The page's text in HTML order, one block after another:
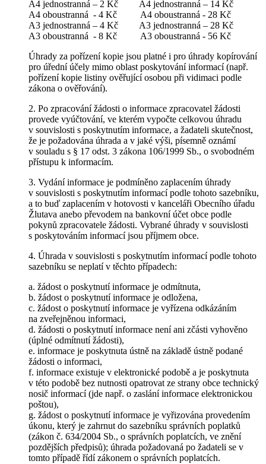
A4 jednostranná – 2 Kč A4 jednostranná – 14 Kč
A4 oboustranná - 4 Kč A4 oboustranná - 28 Kč
A3 jednostranná – 4 Kč A3 jednostranná – 28 Kč
A3 oboustranná - 8 Kč A3 oboustranná - 56 Kč
Úhrady za pořízení kopie jsou platné i pro úhrady kopírování
pro úřední účely mimo oblast poskytování informací (např.
pořízení kopie listiny ověřující osobou při vidimaci podle
zákona o ověřování).
2. Po zpracování žádosti o informace zpracovatel žádosti
provede vyúčtování, ve kterém vypočte celkovou úhradu
v souvislosti s poskytnutím informace, a žadateli skutečnost,
že je požadována úhrada a v jaké výši, písemně oznámí
v souladu s § 17 odst. 3 zákona 106/1999 Sb., o svobodném
přístupu k informacím.
3. Vydání informace je podmíněno zaplacením úhrady
v souvislosti s poskytnutím informací podle tohoto sazebníku,
a to buď zaplacením v hotovosti v kanceláři Obecního úřadu
Žlutava anebo převodem na bankovní účet obce podle
pokynů zpracovatele žádosti. Vybrané úhrady v souvislosti
s poskytováním informací jsou příjmem obce.
4. Úhrada v souvislosti s poskytnutím informací podle tohoto
sazebníku se neplatí v těchto případech:
a. žádost o poskytnutí informace je odmítnuta,
b. žádost o poskytnutí informace je odložena,
c. žádost o poskytnutí informace je vyřízena odkázáním
na zveřejněnou informaci,
d. žádosti o poskytnutí informace není ani zčásti vyhověno
(úplné odmítnutí žádosti),
e. informace je poskytnuta ústně na základě ústně podané
žádosti o informaci,
f. informace existuje v elektronické podobě a je poskytnuta
v této podobě bez nutnosti opatrovat ze strany obce technický
nosič informací (jde např. o zaslání informace elektronickou
poštou),
g. žádost o poskytnutí informace je vyřizována provedením
úkonu, který je zahrnut do sazebníku správních poplatků
(zákon č. 634/2004 Sb., o správních poplatcích, ve znění
pozdějších předpisů); úhrada požadovaná po žadateli se v
tomto případě řídí zákonem o správních poplatcích.